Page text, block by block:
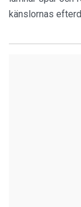
känslornas